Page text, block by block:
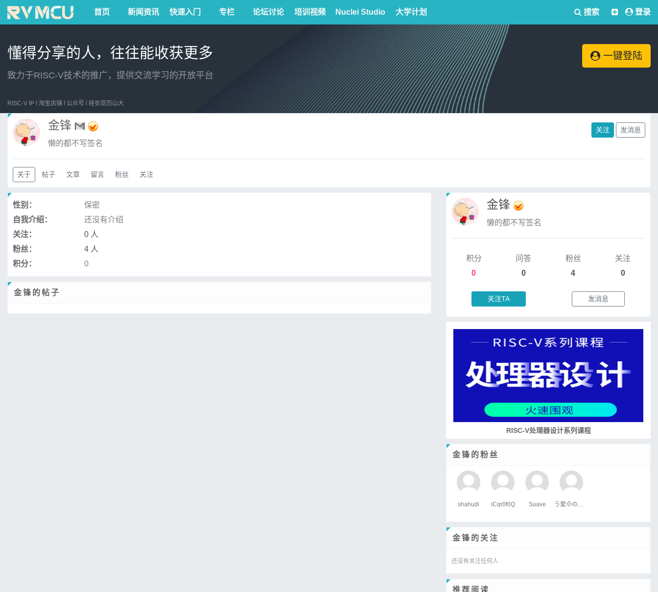
首页 新闻资讯 快速入门 专栏 论坛讨论 培训视频 Nuclei Studio 大学计划 搜索 登录
懂得分享的人，往往能收获更多
致力于RISC-V技术的推广，提供交流学习的开放平台
一键登陆
RISC-V IP 淘宝店铺 公众号 硅农亚历山大
金锋
懒的都不写签名
关注 发消息
关于 帖子 文章 留言 粉丝 关注
性别：
保密
自我介绍：
还没有介绍
关注：
0 人
粉丝：
4 人
积分：
0
金锋的帖子
金锋
懒的都不写签名
积分
0
问答
0
粉丝
4
关注
0
关注TA 发消息
RISC-V处理器设计系列课程
金锋的粉丝
shahudi iCqr0f0Q Suave
金锋的关注
还没有关注任何人
推荐阅读